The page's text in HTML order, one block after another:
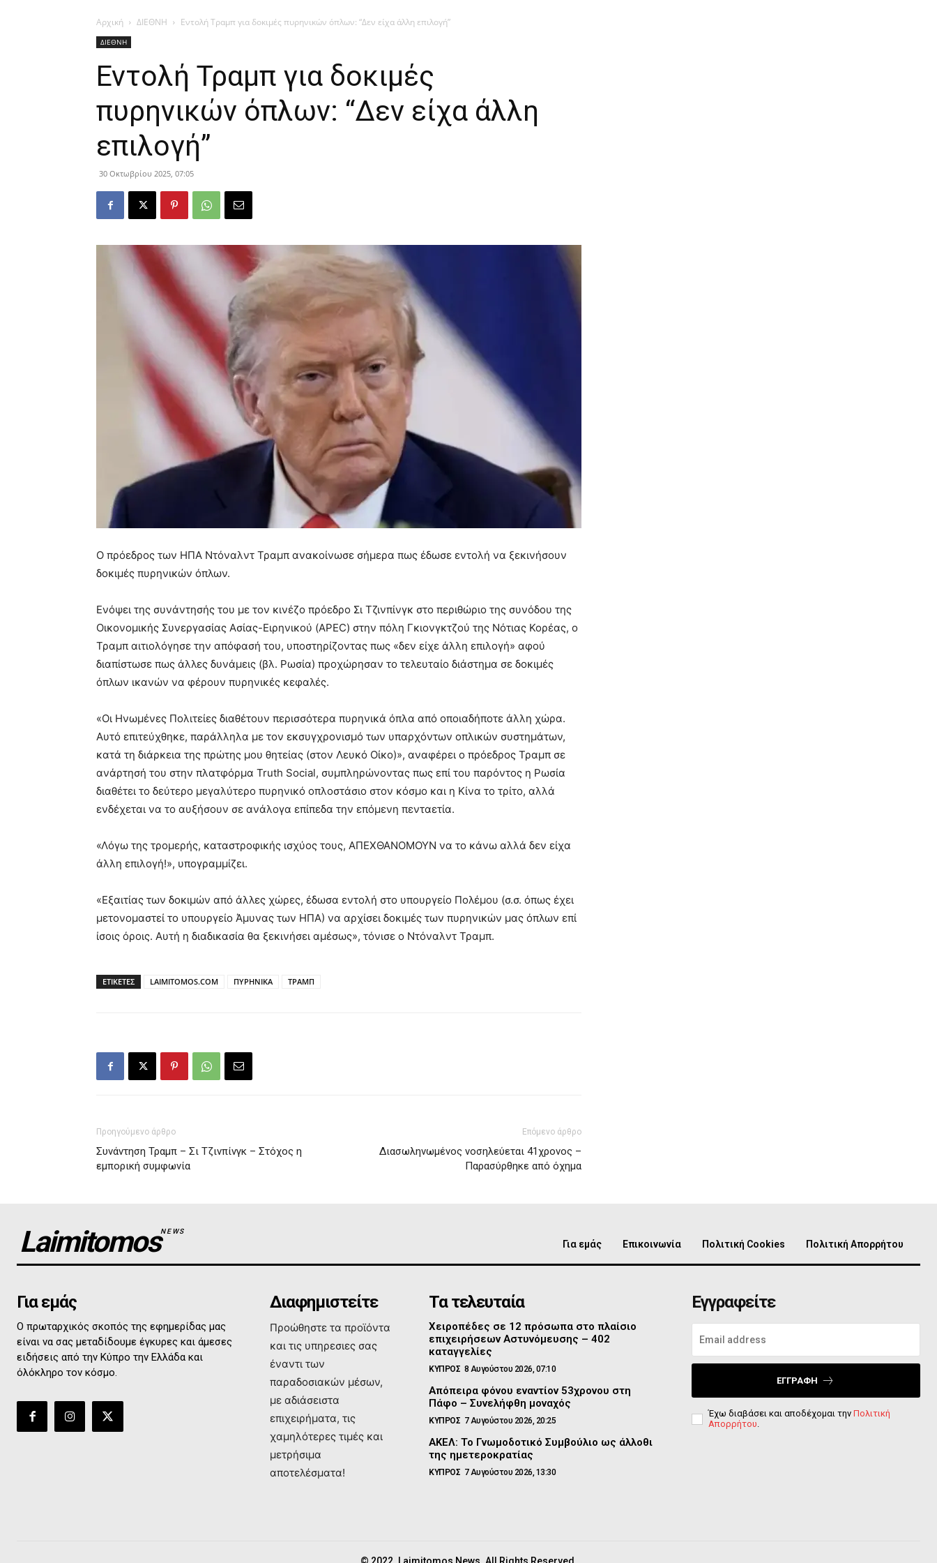
Αρχική ΔΙΕΘΝΗ Εντολή Τραμπ για δοκιμές πυρηνικών όπλων: “Δεν είχα άλλη επιλογή”
ΔΙΕΘΝΗ
Εντολή Τραμπ για δοκιμές
πυρηνικών όπλων: “Δεν είχα άλλη
επιλογή”
30 Οκτωβρίου 2025, 07:05
Ο πρόεδρος των ΗΠΑ Ντόναλντ Τραμπ ανακοίνωσε σήμερα πως έδωσε εντολή να ξεκινήσουν
δοκιμές πυρηνικών όπλων.
Ενόψει της συνάντησής του με τον κινέζο πρόεδρο Σι Τζινπίνγκ στο περιθώριο της συνόδου της
Οικονομικής Συνεργασίας Ασίας-Ειρηνικού (APEC) στην πόλη Γκιονγκτζού της Νότιας Κορέας, ο
Τραμπ αιτιολόγησε την απόφασή του, υποστηρίζοντας πως «δεν είχε άλλη επιλογή» αφού
διαπίστωσε πως άλλες δυνάμεις (βλ. Ρωσία) προχώρησαν το τελευταίο διάστημα σε δοκιμές
όπλων ικανών να φέρουν πυρηνικές κεφαλές.
«Οι Ηνωμένες Πολιτείες διαθέτουν περισσότερα πυρηνικά όπλα από οποιαδήποτε άλλη χώρα.
Αυτό επιτεύχθηκε, παράλληλα με τον εκσυγχρονισμό των υπαρχόντων οπλικών συστημάτων,
κατά τη διάρκεια της πρώτης μου θητείας (στον Λευκό Οίκο)», αναφέρει ο πρόεδρος Τραμπ σε
ανάρτησή του στην πλατφόρμα Truth Social, συμπληρώνοντας πως επί του παρόντος η Ρωσία
διαθέτει το δεύτερο μεγαλύτερο πυρηνικό οπλοστάσιο στον κόσμο και η Κίνα το τρίτο, αλλά
ενδέχεται να το αυξήσουν σε ανάλογα επίπεδα την επόμενη πενταετία.
«Λόγω της τρομερής, καταστροφικής ισχύος τους, ΑΠΕΧΘΑΝΟΜΟΥΝ να το κάνω αλλά δεν είχα
άλλη επιλογή!», υπογραμμίζει.
«Εξαιτίας των δοκιμών από άλλες χώρες, έδωσα εντολή στο υπουργείο Πολέμου (σ.σ. όπως έχει
μετονομαστεί το υπουργείο Άμυνας των ΗΠΑ) να αρχίσει δοκιμές των πυρηνικών μας όπλων επί
ίσοις όροις. Αυτή η διαδικασία θα ξεκινήσει αμέσως», τόνισε ο Ντόναλντ Τραμπ.
ΕΤΙΚΕΤΕΣ LAIMITOMOS.COM ΠΥΡΗΝΙΚΑ ΤΡΑΜΠ
Προηγούμενο άρθρο
Συνάντηση Τραμπ – Σι Τζινπίνγκ – Στόχος η
εμπορική συμφωνία
Επόμενο άρθρο
Διασωληνωμένος νοσηλεύεται 41χρονος –
Παρασύρθηκε από όχημα
LaimitomosNEWS
Για εμάς Επικοινωνία Πολιτική Cookies Πολιτική Απορρήτου
Για εμάς
Ο πρωταρχικός σκοπός της εφημερίδας μας
είναι να σας μεταδίδουμε έγκυρες και άμεσες
ειδήσεις από την Κύπρο την Ελλάδα και
όλόκληρο τον κόσμο.
Διαφημιστείτε
Προώθηστε τα προϊόντα
και τις υπηρεσιες σας
έναντι των
παραδοσιακών μέσων,
με αδιάσειστα
επιχειρήματα, τις
χαμηλότερες τιμές και
μετρήσιμα
αποτελέσματα!
Τα τελευταία
Χειροπέδες σε 12 πρόσωπα στο πλαίσιο
επιχειρήσεων Αστυνόμευσης – 402
καταγγελίες
ΚΥΠΡΟΣ 8 Αυγούστου 2026, 07:10
Απόπειρα φόνου εναντίον 53χρονου στη
Πάφο – Συνελήφθη μοναχός
ΚΥΠΡΟΣ 7 Αυγούστου 2026, 20:25
ΑΚΕΛ: Το Γνωμοδοτικό Συμβούλιο ως άλλοθι
της ημετεροκρατίας
ΚΥΠΡΟΣ 7 Αυγούστου 2026, 13:30
Εγγραφείτε
ΕΓΓΡΑΦΉ
Έχω διαβάσει και αποδέχομαι την Πολιτική
Απορρήτου.